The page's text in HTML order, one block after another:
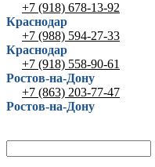
+7 (918) 678-13-92
Краснодар
+7 (988) 594-27-33
Краснодар
+7 (918) 558-90-61
Ростов-на-Дону
+7 (863) 203-77-47
Ростов-на-Дону